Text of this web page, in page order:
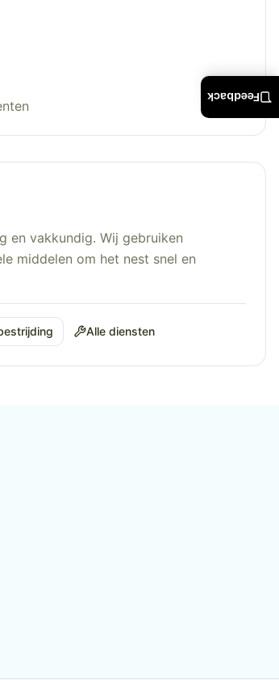
Feedback
en vakkundig. Wij gebruiken
middelen om het nest snel en
Alle diensten